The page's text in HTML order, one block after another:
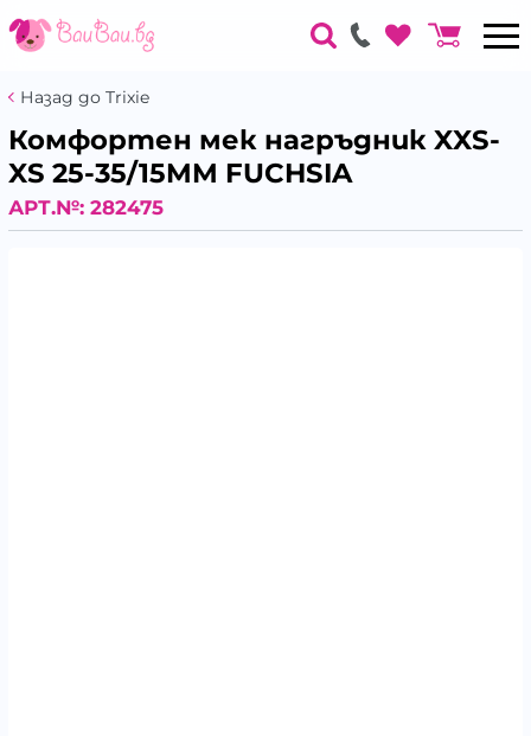
Назад до Trixie
Комфортен мек нагръдник XXS-
XS 25-35/15MM FUCHSIA
АРТ.№: 282475